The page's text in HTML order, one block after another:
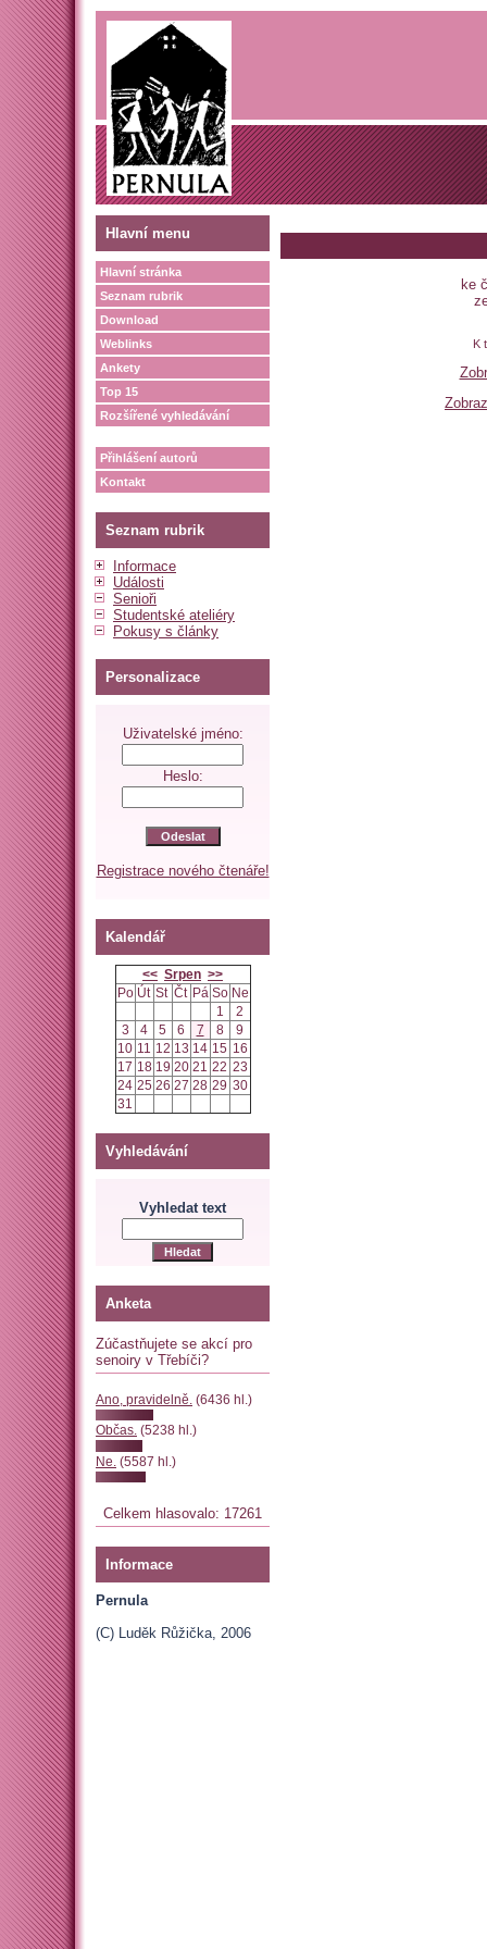
Hlavní menu
Hlavní stránka
Seznam rubrik
Download
Weblinks
Ankety
Top 15
Rozšířené vyhledávání
Přihlášení autorů
Kontakt
Seznam rubrik
Informace
Události
Senioři
Studentské ateliéry
Pokusy s články
Personalizace
Uživatelské jméno:
Heslo:
Registrace nového čtenáře!
Kalendář
<< Srpen >>
Po Út St Čt Pá So Ne
1
2
3
4 5 6 7 8
9
10 11 12 13 14 15 16
17 18 19 20 21 22 23
24 25 26 27 28 29 30
31
Vyhledávání
Vyhledat text
Anketa
Zúčastňujete se akcí pro
senoiry v Třebíči?
Ano, pravidelně. (6436 hl.)
Občas. (5238 hl.)
Ne. (5587 hl.)
Celkem hlasovalo: 17261
Informace
Pernula
(C) Luděk Růžička, 2006
ke
K